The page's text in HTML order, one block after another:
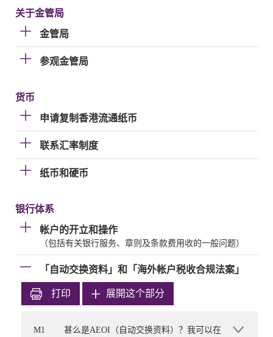
关于金管局
金管局
参观金管局
货币
申请复制香港流通纸币
联系汇率制度
纸币和硬币
银行体系
帐户的开立和操作
（包括有关银行服务、章则及条款费用收的一般问题）
「自动交换资料」和「海外帐户税收合规法案」
打印 展開这个部分
M1
甚么是AEOI（自动交换资料）？我可以在